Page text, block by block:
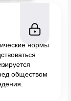
нормы
обществом